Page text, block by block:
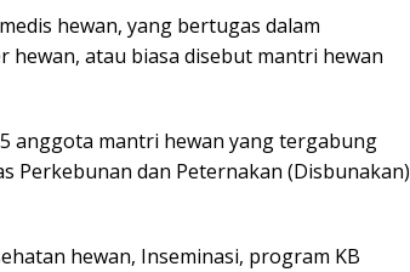
hewan, yang bertugas dalam
hewan, atau biasa disebut mantri hewan
anggota mantri hewan yang tergabung
Perkebunan dan Peternakan (Disbunakan)
hewan, Inseminasi, program KB